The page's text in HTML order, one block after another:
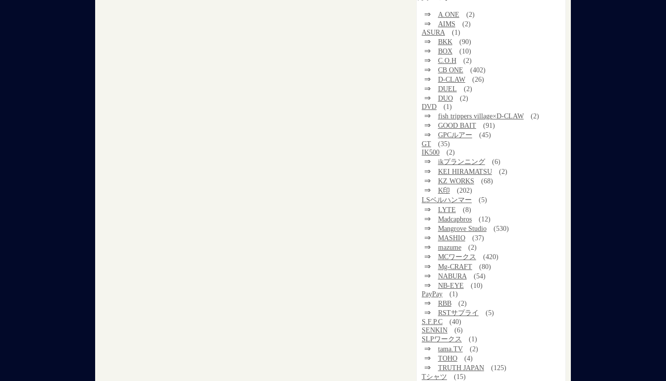
⇒ A.ONE (2)
⇒ AIMS
(2)
ASURA
(1)
⇒ BKK (90)
⇒ BOX (10)
⇒ C.O.H (2)
⇒ CB ONE (402)
⇒ D-CLAW (26)
⇒ DUEL (2)
⇒ DUO
(2)
DVD
(1)
⇒ fish trippers village×D-CLAW (2)
⇒ GOOD BAIT (91)
⇒ GPCルアー
(45)
GT
(35)
IK500
(2)
⇒ ikプランニング (6)
⇒ KEI HIRAMATSU (2)
⇒ KZ WORKS (68)
⇒ K印
(202)
LSベルハンマー
(5)
⇒ LYTE (8)
⇒ Madcapbros (12)
⇒ Mangrove Studio (530)
⇒ MASHIO (37)
⇒ mazume (2)
⇒ MCワークス (420)
⇒ Mg-CRAFT (80)
⇒ NABURA (54)
⇒ NB-EYE
(10)
PayPay
(1)
⇒ RBB (2)
⇒ RSTサプライ
(5)
S.F.P.C
(40)
SENKIN
(6)
SLPワークス
(1)
⇒ tama.TV (2)
⇒ TOHO (4)
⇒ TRUTH JAPAN
(125)
Tシャツ
(15)